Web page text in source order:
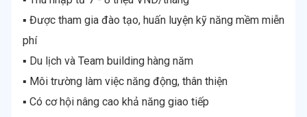
▪ Được tham gia đào tạo, huấn luyện kỹ năng mềm miễn
phí
▪ Du lịch và Team building hàng năm
▪ Môi trường làm việc năng động, thân thiện
▪ Có cơ hội nâng cao khả năng giao tiếp